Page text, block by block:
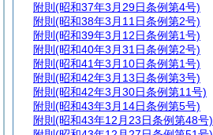
附則 (昭和37年3月29日条例第4号)
附則 (昭和38年3月11日条例第2号)
附則 (昭和39年3月12日条例第1号)
附則 (昭和40年3月31日条例第2号)
附則 (昭和41年3月10日条例第1号)
附則 (昭和42年3月13日条例第3号)
附則 (昭和42年3月30日条例第11号)
附則 (昭和43年3月14日条例第5号)
附則 (昭和43年12月23日条例第48号)